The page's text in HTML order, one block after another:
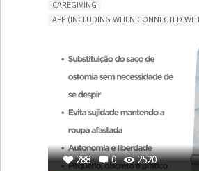
CAREGIVING
APP (INCLUDING WHEN CONNECTED
ASSISTIVE DAILY LIFE DEVICE (TO HELP
PROMOTING SELF-MANAGEMENT
PREVENTING (VACCINATION,
CAREGIVING SUPPORT
GENERAL AND FAMILY MEDICINE
CAREGIVER SUPPORT
SOLUTIONS FOR DISABLED PEOPLE
288 0 2520